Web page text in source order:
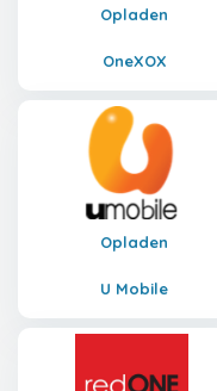
Opladen
OneXOX
Opladen
U Mobile